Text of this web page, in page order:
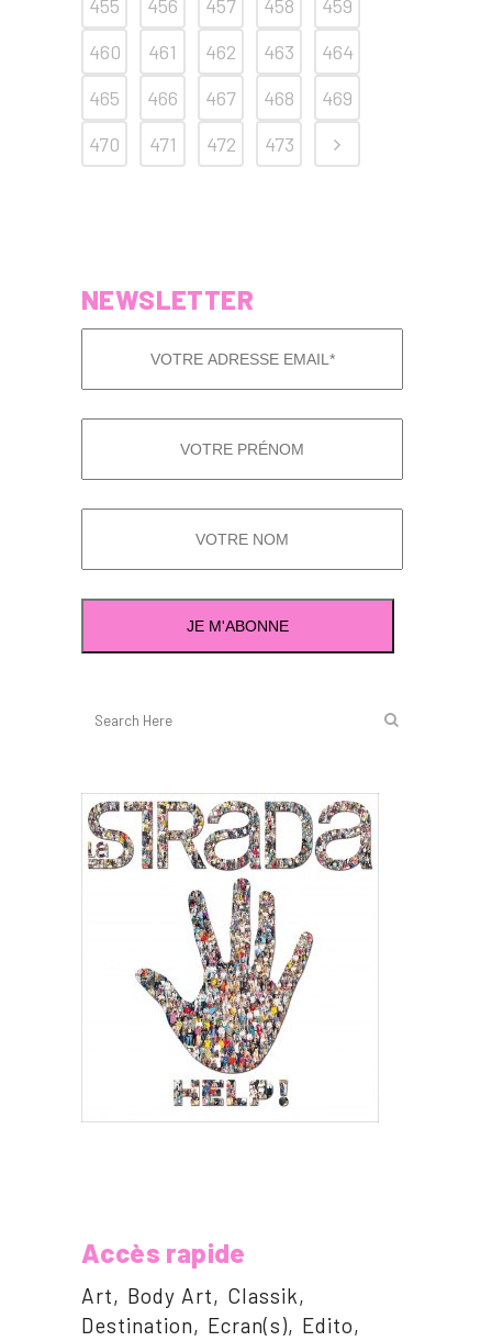
455 456 457 458
459
460
461 462 463
464
465
466 467 468
469
470
471 472 473
NEWSLETTER
Accès rapide
Art Body Art
Classik
Destination
Ecran(s)
Edito